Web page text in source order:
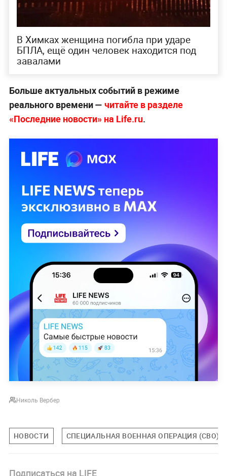
В Химках женщина погибла при ударе
БПЛА, ещё один человек находится под
завалами
Больше актуальных событий в режиме
реального времени — читайте в разделе
«Последние новости» на Life.ru.
Николь Вербер
НОВОСТИ СПЕЦИАЛЬНАЯ ВОЕННАЯ ОПЕРАЦИЯ (СВО)
Подписаться на LIFE